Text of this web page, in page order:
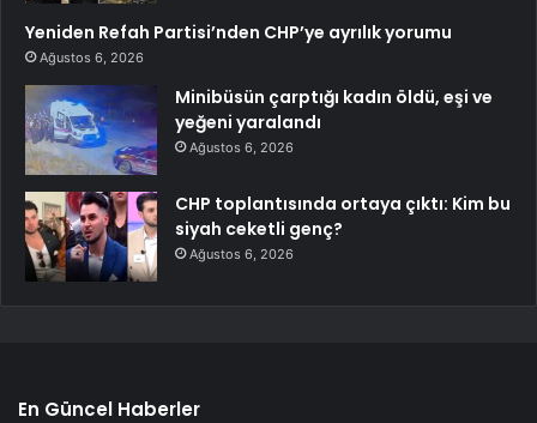
Yeniden Refah Partisi’nden CHP’ye ayrılık yorumu
Ağustos 6, 2026
Minibüsün çarptığı kadın öldü, eşi ve
yeğeni yaralandı
Ağustos 6, 2026
CHP toplantısında ortaya çıktı: Kim bu
siyah ceketli genç?
Ağustos 6, 2026
En Güncel Haberler